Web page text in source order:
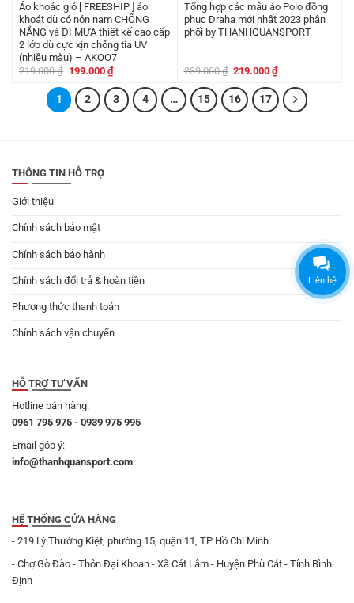
Áo khoác gió [ FREESHIP ] áo
khoát dù có nón nam CHỐNG
NẮNG và ĐI MƯA thiết kế cao cấp
2 lớp dù cực xịn chống tia UV
(nhiều màu) – AKOO7
219.000₫ Giá
là:
219.000 ₫.
199.000 ₫Giá
hiện
tại
là:
199.000 ₫.
Tổng hợp các mẫu áo Polo đồng
phục Draha mới nhất 2023 phân
phối by THANHQUANSPORT
239.000₫ Giá
là:
239.000 ₫.
219.000₫Giá
tại
là:
219.000 ₫.
1 2 3 4 … 15 16 17
THÔNG TIN HỖ TRỢ
Giới thiệu
Chính sách bảo mật
Chính sách bảo hành
Chính sách đổi trả & hoàn tiền
Phương thức thanh toán
Chính sách vận chuyển
HỖ TRỢ TƯ VẤN
Hotline bán hàng:
0961 795 975 - 0939 975 995
Email góp ý:
info@thanhquansport.com
HỆ THỐNG CỬA HÀNG
- 219 Lý Thường Kiệt, phường 15, quận 11, TP Hồ Chí Minh
- Chợ Gò Đào - Thôn Đại Khoan - Xã Cát Lâm - Huyện Phù Cát - Tỉnh Bình
Định
Liên hệ